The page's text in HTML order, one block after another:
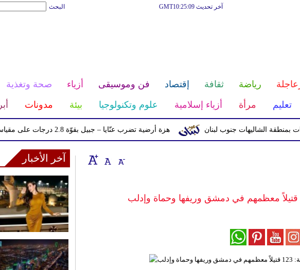
البحث آخر تحديث GMT10:25:09
رياضة ثقافة إقتصاد فن وموسيقى أزياء صحة وتغذية
تعليم مرأة أزياء إسلامية علوم وتكنولوجيا بيئة مدونات
هزة أرضية تضرب عنّايا – جبيل بقوّة 2.8 درجات على مقياس ريختر الشاليهات جنوب لبنان
آخر الأخبار